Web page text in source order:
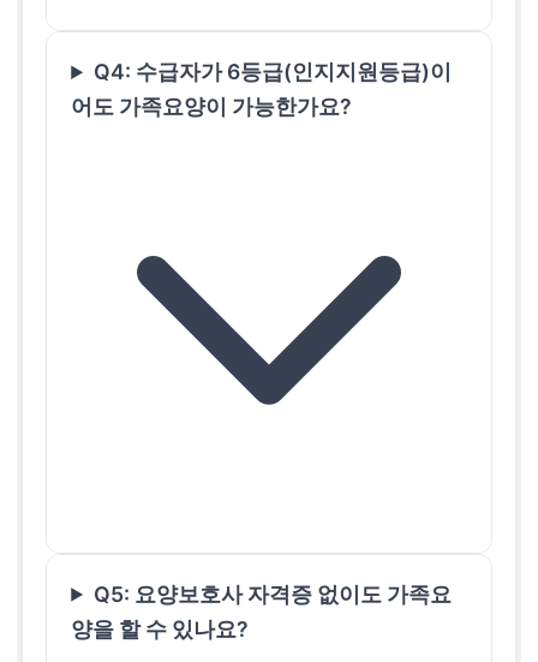
Q4: 수급자가 6등급(인지지원등급)이
어도 가족요양이 가능한가요?
Q5: 요양보호사 자격증 없이도 가족요
양을 할 수 있나요?